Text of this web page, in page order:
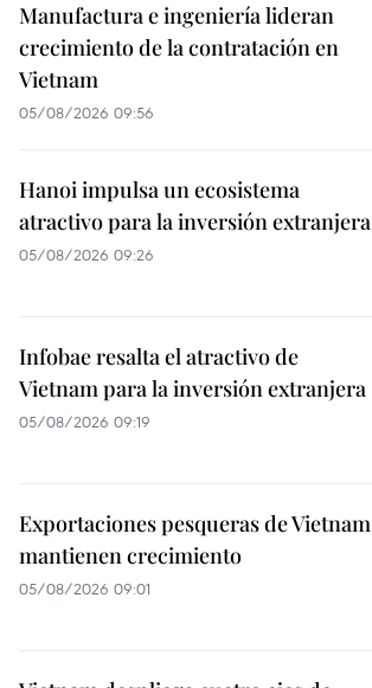
Manufactura e ingeniería lideran
crecimiento de la contratación en
Vietnam
05/08/2026 09:56
Hanoi impulsa un ecosistema
atractivo para la inversión extranjera
05/08/2026 09:26
Infobae resalta el atractivo de
Vietnam para la inversión extranjera
05/08/2026 09:19
Exportaciones pesqueras de Vietnam
mantienen crecimiento
05/08/2026 09:01